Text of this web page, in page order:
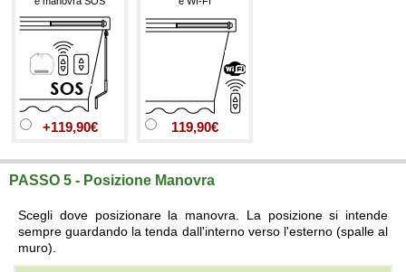
+119,90€ 119,90€
PASSO 5 - Posizione Manovra
Scegli dove posizionare la manovra. La posizione si intende
sempre guardando la tenda dall'interno verso l'esterno (spalle al
muro).